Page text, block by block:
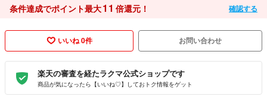
条件達成でポイント最大11 倍還元！ 確認する
いいね 0件 お問い合わせ
楽天の審査を経たラクマ公式ショップです
商品が気になったら【いいね♡】しておトク情報をゲット